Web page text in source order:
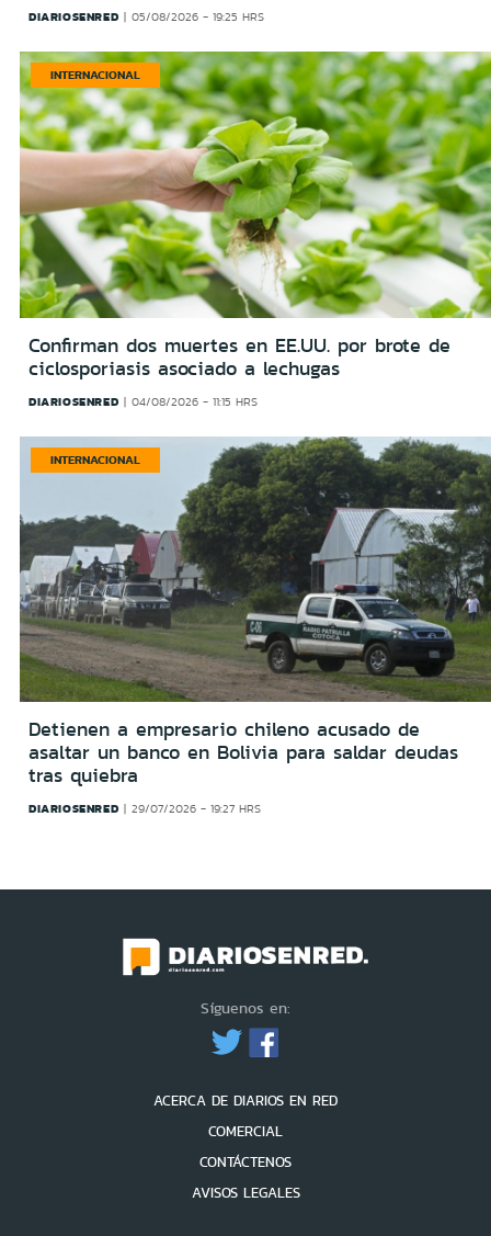
DIARIOSENRED 05/08/2026 - 19:25 HRS
INTERNACIONAL
Confirman dos muertes en EE.UU. por brote de
ciclosporiasis asociado a lechugas
DIARIOSENRED 04/08/2026 - 11:15 HRS
INTERNACIONAL
Detienen a empresario chileno acusado de
asaltar un banco en Bolivia para saldar deudas
tras quiebra
DIARIOSENRED 29/07/2026 - 19:27 HRS
Síguenos en:
ACERCA DE DIARIOS EN RED
COMERCIAL
CONTÁCTENOS
AVISOS LEGALES